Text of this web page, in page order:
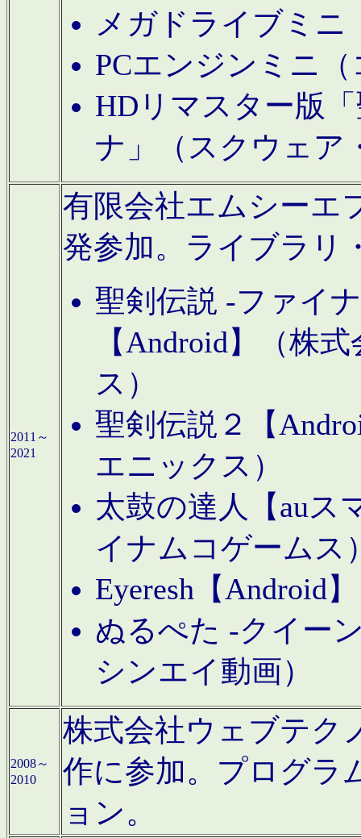
メガドライブミニ
PCエンジンミニ
HDリマスター版
ナ」（スクウェア
2011～
2021
有限会社エムシーエ
発参加。ライブラリ
聖剣伝説 -ファイ
【Android】（株
ス）
聖剣伝説２【
エニックス）
太鼓の達人【auス
イナムコゲームス
Eyeresh【Android
ぬるぺた -クイー
シンエイ動画）
2008～
2010
株式会社ウェブテク
作に参加。プログラ
ョン。